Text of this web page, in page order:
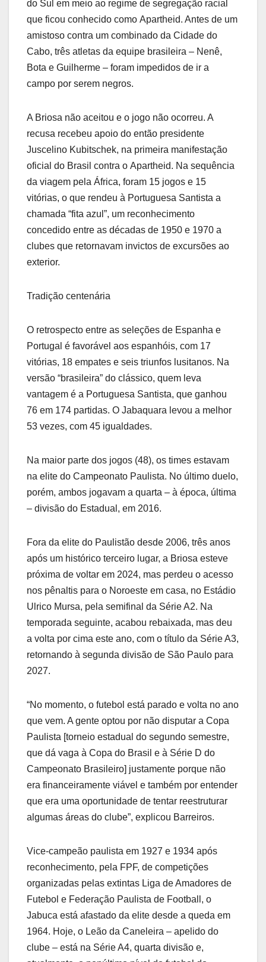
do Sul em meio ao regime de segregação racial
que ficou conhecido como Apartheid. Antes de um
amistoso contra um combinado da Cidade do
Cabo, três atletas da equipe brasileira – Nenê,
Bota e Guilherme – foram impedidos de ir a
campo por serem negros.
A Briosa não aceitou e o jogo não ocorreu. A
recusa recebeu apoio do então presidente
Juscelino Kubitschek, na primeira manifestação
oficial do Brasil contra o Apartheid. Na sequência
da viagem pela África, foram 15 jogos e 15
vitórias, o que rendeu à Portuguesa Santista a
chamada “fita azul”, um reconhecimento
concedido entre as décadas de 1950 e 1970 a
clubes que retornavam invictos de excursões ao
exterior.
Tradição centenária
O retrospecto entre as seleções de Espanha e
Portugal é favorável aos espanhóis, com 17
vitórias, 18 empates e seis triunfos lusitanos. Na
versão “brasileira” do clássico, quem leva
vantagem é a Portuguesa Santista, que ganhou
76 em 174 partidas. O Jabaquara levou a melhor
53 vezes, com 45 igualdades.
Na maior parte dos jogos (48), os times estavam
na elite do Campeonato Paulista. No último duelo,
porém, ambos jogavam a quarta – à época, última
– divisão do Estadual, em 2016.
Fora da elite do Paulistão desde 2006, três anos
após um histórico terceiro lugar, a Briosa esteve
próxima de voltar em 2024, mas perdeu o acesso
nos pênaltis para o Noroeste em casa, no Estádio
Ulrico Mursa, pela semifinal da Série A2. Na
temporada seguinte, acabou rebaixada, mas deu
a volta por cima este ano, com o título da Série A3,
retornando à segunda divisão de São Paulo para
2027.
“No momento, o futebol está parado e volta no ano
que vem. A gente optou por não disputar a Copa
Paulista [torneio estadual do segundo semestre,
que dá vaga à Copa do Brasil e à Série D do
Campeonato Brasileiro] justamente porque não
era financeiramente viável e também por entender
que era uma oportunidade de tentar reestruturar
algumas áreas do clube”, explicou Barreiros.
Vice-campeão paulista em 1927 e 1934 após
reconhecimento, pela FPF, de competições
organizadas pelas extintas Liga de Amadores de
Futebol e Federação Paulista de Football, o
Jabuca está afastado da elite desde a queda em
1964. Hoje, o Leão da Caneleira – apelido do
clube – está na Série A4, quarta divisão e,